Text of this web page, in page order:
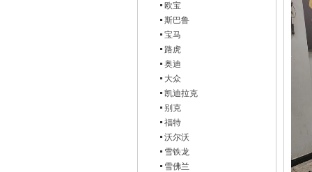
欧宝
斯巴鲁
宝马
路虎
奥迪
大众
凯迪拉克
别克
福特
沃尔沃
雪铁龙
雪佛兰